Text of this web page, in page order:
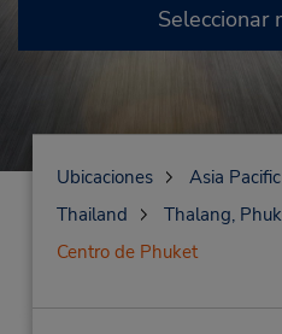
Seleccionar
Ubicaciones
Asia Pacific
Thailand
Thalang,
Centro de Phuket